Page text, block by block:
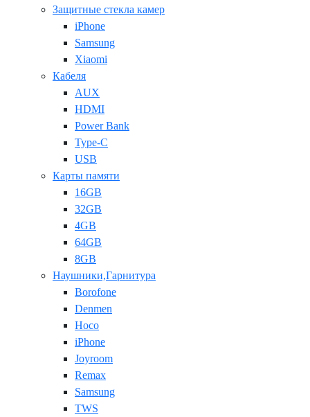
Защитные стекла камер
iPhone
Samsung
Xiaomi
Кабеля
AUX
HDMI
Power Bank
Type-C
USB
Карты памяти
16GB
32GB
4GB
64GB
8GB
Наушники,Гарнитура
Borofone
Denmen
Hoco
iPhone
Joyroom
Remax
Samsung
TWS